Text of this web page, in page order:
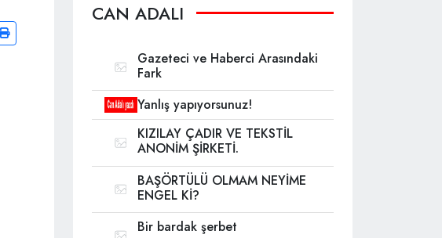
CAN ADALI
Gazeteci ve Haberci Arasındaki
Fark
Yanlış yapıyorsunuz!
KIZILAY ÇADIR VE TEKSTİL
ANONİM ŞİRKETİ.
BAŞÖRTÜLÜ OLMAM NEYİME
ENGEL Kİ?
Bir bardak şerbet